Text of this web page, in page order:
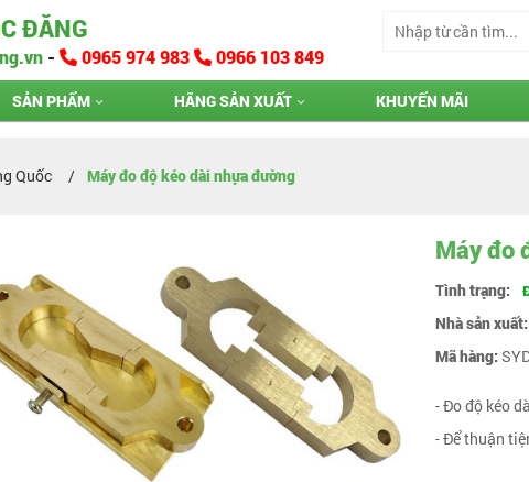
ĐĂNG
- 0965 974 983 0966 103 849
SẢN PHẨM HÃNG SẢN XUẤT KHUYẾN MÃI
Quốc Máy đo độ kéo dài nhựa đường
Máy đo
Tình trạng:
Nhà sản xuất:
Mã hàng:
- Đo độ kéo
- Để thuận